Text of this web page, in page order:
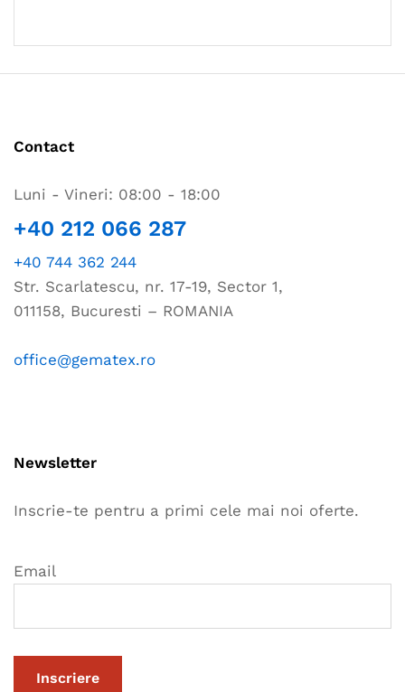
Contact
Luni - Vineri: 08:00 - 18:00
+40 212 066 287
+40 744 362 244
Str. Scarlatescu, nr. 17-19, Sector 1,
011158, Bucuresti – ROMANIA
office@gematex.ro
Newsletter
Inscrie-te pentru a primi cele mai noi oferte.
Email